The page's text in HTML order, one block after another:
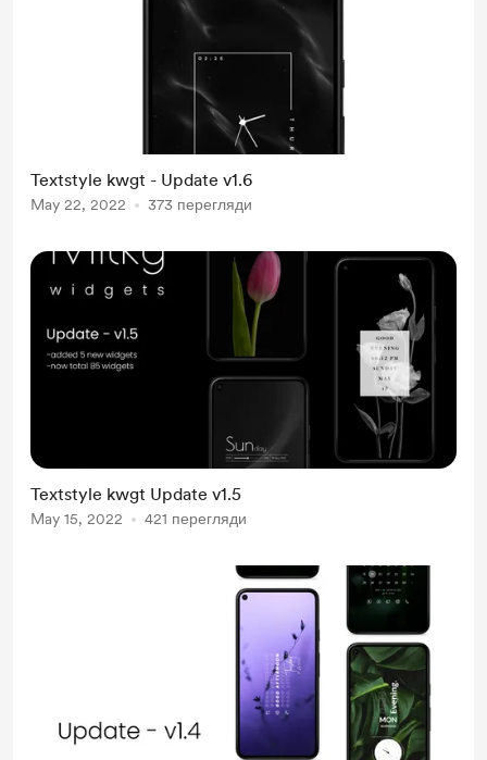
Textstyle kwgt - Update v1.6
May 22, 2022 373 перегляди
Textstyle kwgt Update v1.5
May 15, 2022 421 перегляди